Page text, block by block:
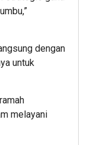
dengan
untuk
melayani